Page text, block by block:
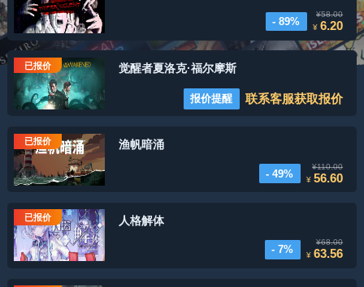
- 89%
¥58.00
¥6.20
已报价 觉醒者夏洛克·福尔摩斯
报价提醒 联系客服获取报价
已报价 渔帆暗涌
- 49%
¥110.00
¥56.60
已报价 人格解体
- 7%
¥68.00
¥63.56